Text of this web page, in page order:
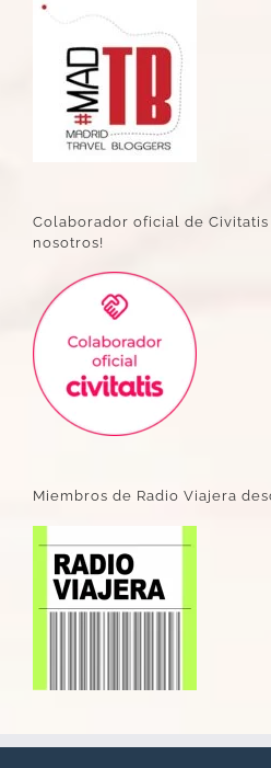
Colaborador oficial de Civitatis
nosotros!
Miembros de Radio Viajera